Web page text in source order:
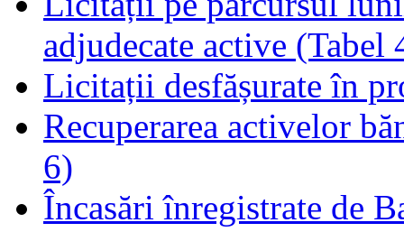
adjudecate active (Tabel
Licitații desfășurate în
Recuperarea activelor
6)
Încasări înregistrate de